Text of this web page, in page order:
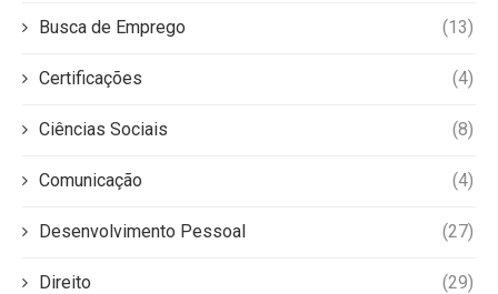
Busca de Emprego (13)
Certificações (4)
Ciências Sociais (8)
Comunicação (4)
Desenvolvimento Pessoal (27)
Direito (29)